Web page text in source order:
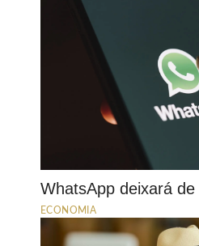
WhatsApp deixará
ECONOMIA